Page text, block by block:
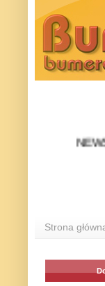
NEWS:
Strona